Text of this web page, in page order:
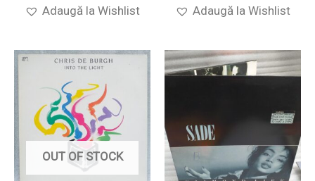
Adaugă la Wishlist Adaugă la Wishlist
OUT OF STOCK